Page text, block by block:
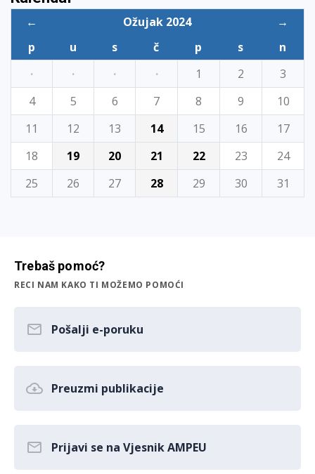
← Ožujak 2024
→
p
u s č p s
n
·
· · · 1 2
3
4
5 6 7 8 9
10
11
12 13 14 15 16
17
18
19 20 21 22 23
24
25
26 27 28 29 30 31
Trebaš pomoć?
RECI NAM KAKO TI MOŽEMO POMOĆI
Pošalji e-poruku
Preuzmi publikacije
Prijavi se na Vjesnik AMPEU